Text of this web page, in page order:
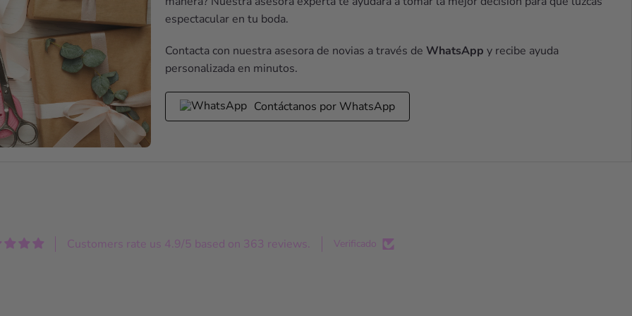
espectacular en tu boda.
Contacta con nuestra asesora de novias a través de WhatsApp y recibe ayuda
personalizada en minutos.
Contáctanos por WhatsApp
Customers rate us 4.9/5 based on 363 reviews. Verificado